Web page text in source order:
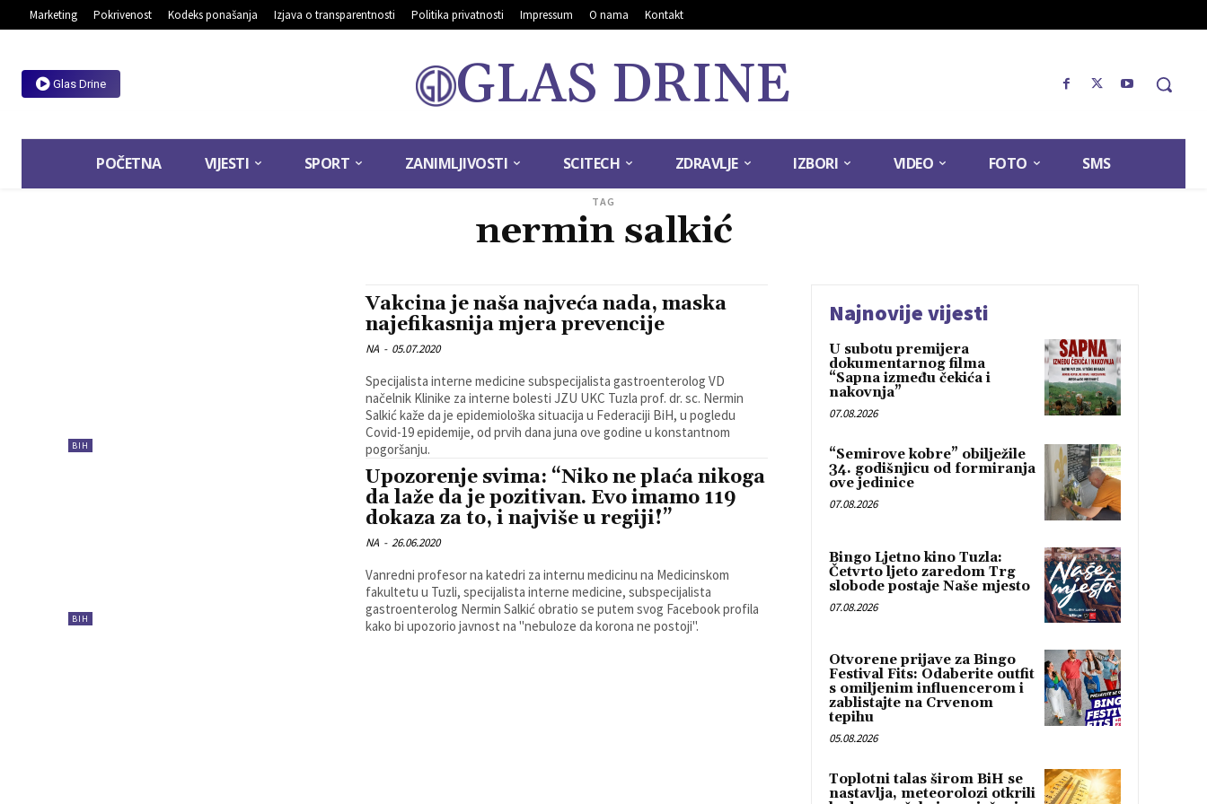
Marketing Pokrivenost Kodeks ponašanja Izjava o transparentnosti Politika privatnosti Impressum O nama Kontakt
Glas Drine GLAS DRINE
POČETNA VIJESTI SPORT ZANIMLJIVOSTI SCITECH ZDRAVLJE IZBORI VIDEO FOTO SMS
TAG
nermin salkić
BIH
Vakcina je naša najveća nada, maska
najefikasnija mjera prevencije
NA - 05.07.2020
Specijalista interne medicine subspecijalista gastroenterolog VD
načelnik Klinike za interne bolesti JZU UKC Tuzla prof. dr. sc. Nermin
Salkić kaže da je epidemiološka situacija u Federaciji BiH, u pogledu
Covid-19 epidemije, od prvih dana juna ove godine u konstantnom
pogoršanju.
BIH
Upozorenje svima: “Niko ne plaća nikoga
da laže da je pozitivan. Evo imamo 119
dokaza za to, i najviše u regiji!”
NA - 26.06.2020
Vanredni profesor na katedri za internu medicinu na Medicinskom
fakultetu u Tuzli, specijalista interne medicine, subspecijalista
gastroenterolog Nermin Salkić obratio se putem svog Facebook profila
kako bi upozorio javnost na "nebuloze da korona ne postoji".
Najnovije vijesti
U subotu premijera
dokumentarnog filma
“Sapna između čekića i
nakovnja”
07.08.2026
“Semirove kobre” obilježile
34. godišnjicu od formiranja
ove jedinice
07.08.2026
Bingo Ljetno kino Tuzla:
Četvrto ljeto zaredom Trg
slobode postaje Naše mjesto
07.08.2026
Otvorene prijave za Bingo
Festival Fits: Odaberite outfit
s omiljenim influencerom i
zablistajte na Crvenom
tepihu
05.08.2026
Toplotni talas širom BiH se
nastavlja, meteorolozi otkrili